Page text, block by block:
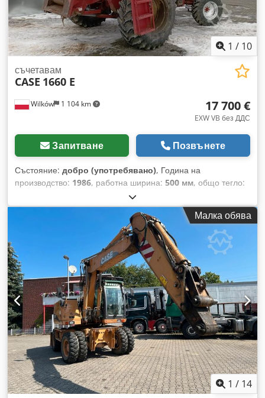
1 / 10
Wilków 1 104 km
съчетавам
CASE 1660 E
17 700 €
EXW VB без ДДС
Запитване Позвънете
Състояние: добро (употребявано), Година на
производство: 1986, работна ширина: 500 мм, общо тегло:
, номер на машина/превозно средство:
CASE IH 1660 axial flow Dcodpfxevr Dxps Afpek Марка:
Case IH Модел: 1660 Година: 1987 Мото часове: 3 300 ч
Широчина на хедера: 5,00 м Оборудване от различен тип:
сламорезачка, разхвърляч на слама
Малка обява
1 / 14